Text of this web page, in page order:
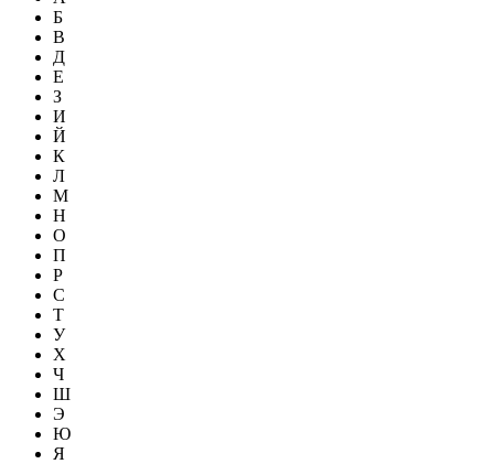
Б
В
Д
Е
З
И
Й
К
Л
М
Н
О
П
Р
С
Т
У
Х
Ч
Ш
Э
Ю
Я